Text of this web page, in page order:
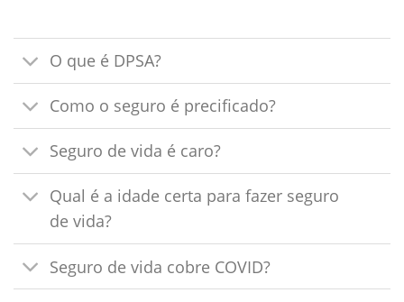
O que é DPSA?
Como o seguro é precificado?
Seguro de vida é caro?
Qual é a idade certa para fazer seguro
de vida?
Seguro de vida cobre COVID?